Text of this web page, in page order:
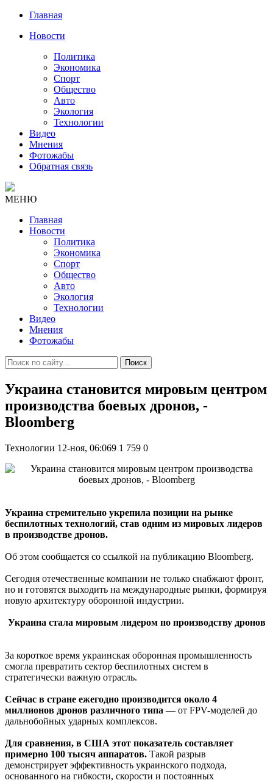
Главная
Новости
Политика
Экономика
Спорт
Общество
Авто
Экология
Технологии
Видео
Мнения
Фотожабы
Обратная связь
МЕНЮ
Главная
Новости
Политика
Экономика
Спорт
Общество
Авто
Экология
Технологии
Видео
Мнения
Фотожабы
Поиск
Украина становится мировым центром
производства боевых дронов, -
Bloomberg
Технологии 12-ноя, 06:069 1 759 0
Украина стремительно укрепила позиции на рынке
беспилотных технологий, став одним из мировых лидеров
в производстве дронов.
Об этом сообщается со ссылкой на публикацию Bloomberg.
Сегодня отечественные компании не только снабжают фронт,
но и готовятся выходить на международные рынки, формируя
новую архитектуру оборонной индустрии.
Украина стала мировым лидером по производству дронов
За короткое время украинская оборонная промышленность
смогла превратить сектор беспилотных систем в
стратегически важную отрасль.
Сейчас в стране ежегодно производится около 4
миллионов дронов различного типа — от FPV-моделей до
дальнобойных ударных комплексов.
Для сравнения, в США этот показатель составляет
примерно 100 тысяч аппаратов. Такой разрыв
демонстрирует эффективность украинского подхода,
основанного на гибкости, скорости и постоянных